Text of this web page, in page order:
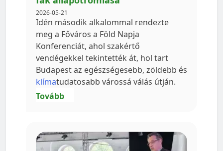
2026-05-21
Idén második alkalommal rendezte
meg a Főváros a Föld Napja
Konferenciát, ahol szakértő
vendégekkel tekintették át, hol tart
Budapest az egészségesebb, zöldebb és
klímatudatosabb várossá válás útján.
Tovább